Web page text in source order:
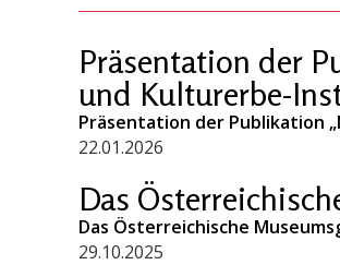
Präsentation der
und Kulturerbe-
Präsentation der Publikation
22.01.2026
Das
Das Österreichische
29.10.2025